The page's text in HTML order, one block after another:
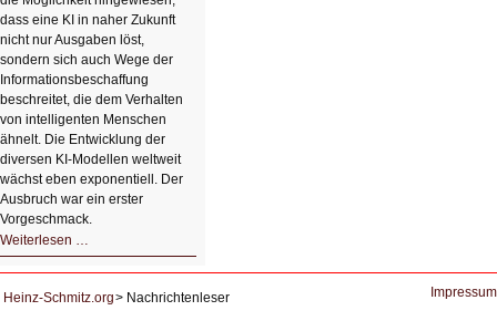
dass eine KI in naher Zukunft
nicht nur Ausgaben löst,
sondern sich auch Wege der
Informationsbeschaffung
beschreitet, die dem Verhalten
von intelligenten Menschen
ähnelt. Die Entwicklung der
diversen KI-Modellen weltweit
wächst eben exponentiell. Der
Ausbruch war ein erster
Vorgeschmack.
Weiterlesen …
Der
KI
Heinz-Schmitz.org Nachrichtenleser Impressum